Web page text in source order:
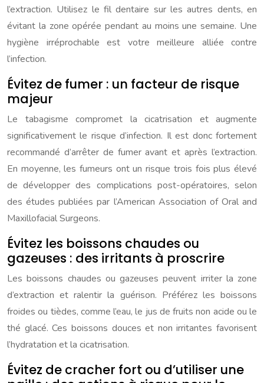
l’extraction. Utilisez le fil dentaire sur les autres dents, en
évitant la zone opérée pendant au moins une semaine. Une
hygiène irréprochable est votre meilleure alliée contre
l’infection.
Évitez de fumer : un facteur de risque
majeur
Le tabagisme compromet la cicatrisation et augmente
significativement le risque d’infection. Il est donc fortement
recommandé d’arrêter de fumer avant et après l’extraction.
En moyenne, les fumeurs ont un risque trois fois plus élevé
de développer des complications post-opératoires, selon
des études publiées par l’American Association of Oral and
Maxillofacial Surgeons.
Évitez les boissons chaudes ou
gazeuses : des irritants à proscrire
Les boissons chaudes ou gazeuses peuvent irriter la zone
d’extraction et ralentir la guérison. Préférez les boissons
froides ou tièdes, comme l’eau, le jus de fruits non acide ou le
thé glacé. Ces boissons douces et non irritantes favorisent
l’hydratation et la cicatrisation.
Évitez de cracher fort ou d’utiliser une